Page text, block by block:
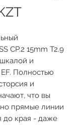
Цена
CP.2 15mm T2.9
и
Полностью
и
что вы
прямые линии
до края - даже